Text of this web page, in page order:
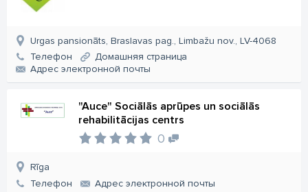
Urgas pansionāts, Braslavas pag., Limbažu nov., LV-4068
Телефон
Домашняя страница
Aдрес электронной почты
"Auce" Sociālās aprūpes un sociālās
rehabilitācijas centrs
0
Rīga
Телефон
Aдрес электронной почты